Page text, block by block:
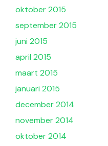
oktober 2015
september 2015
juni 2015
april 2015
maart 2015
januari 2015
december 2014
november 2014
oktober 2014